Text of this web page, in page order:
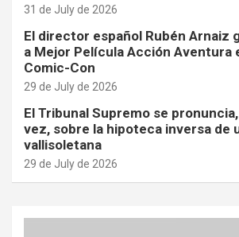
31 de July de 2026
El director español Rubén Arnaiz
a Mejor Película Acción Aventura
Comic-Con
29 de July de 2026
El Tribunal Supremo se
vez, sobre la hipoteca inversa de
vallisoletana
29 de July de 2026